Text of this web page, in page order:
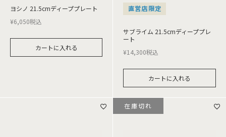
ヨシノ 21.5cmディーププレート
¥6,050税込
カートに入れる
直営店限定
サブライム 21.5cmディーププレ
ート
¥14,300税込
カートに入れる
在庫切れ